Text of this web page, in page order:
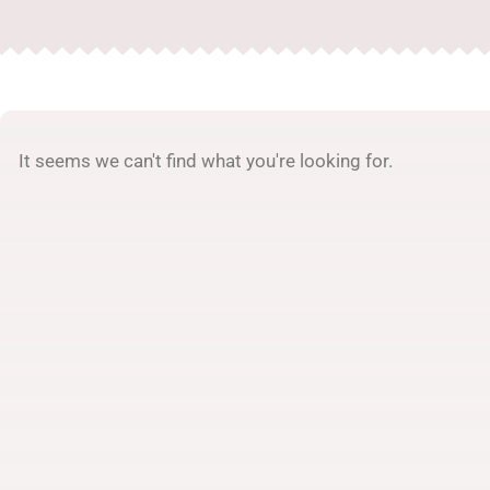
It seems we can't find what you're looking for.